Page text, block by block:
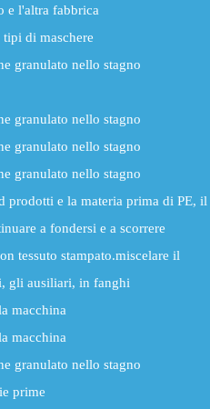
e l'altra fabbrica
di maschere
granulato nello stagno
granulato nello stagno
granulato nello stagno
granulato nello stagno
prodotti e la materia prima di PE, il
a fondersi e a scorrere
tessuto stampato.miscelare il
gli ausiliari, in fanghi
macchina
macchina
granulato nello stagno
prime